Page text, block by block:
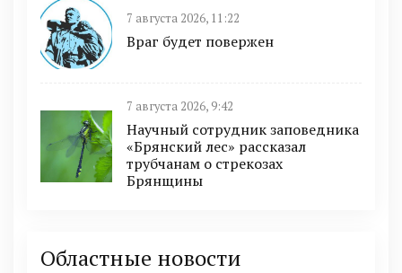
7 августа 2026, 11:22
Враг будет повержен
7 августа 2026, 9:42
Научный сотрудник заповедника
«Брянский лес» рассказал
трубчанам о стрекозах
Брянщины
Областные новости